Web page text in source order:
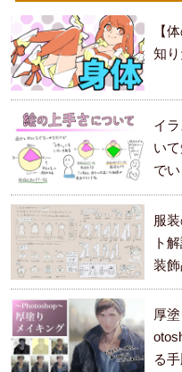
【
知
イ
い
で
服
ト
装飾
厚
る